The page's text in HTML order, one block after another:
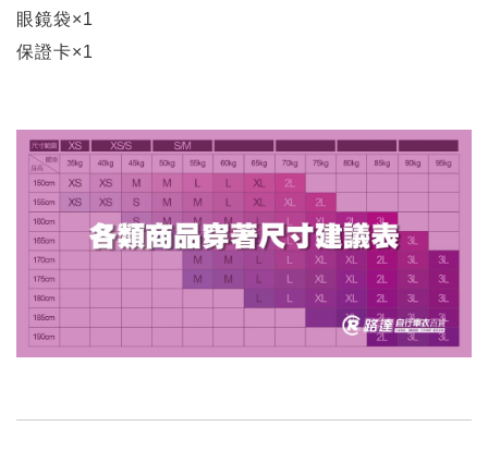
眼鏡袋×1
保證卡×1